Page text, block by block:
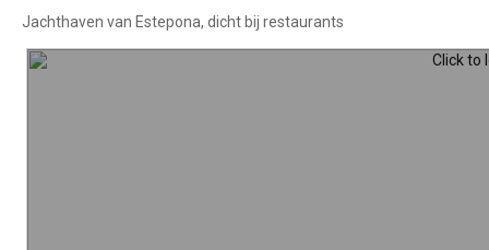
Jachthaven van Estepona, dicht bij restaurants